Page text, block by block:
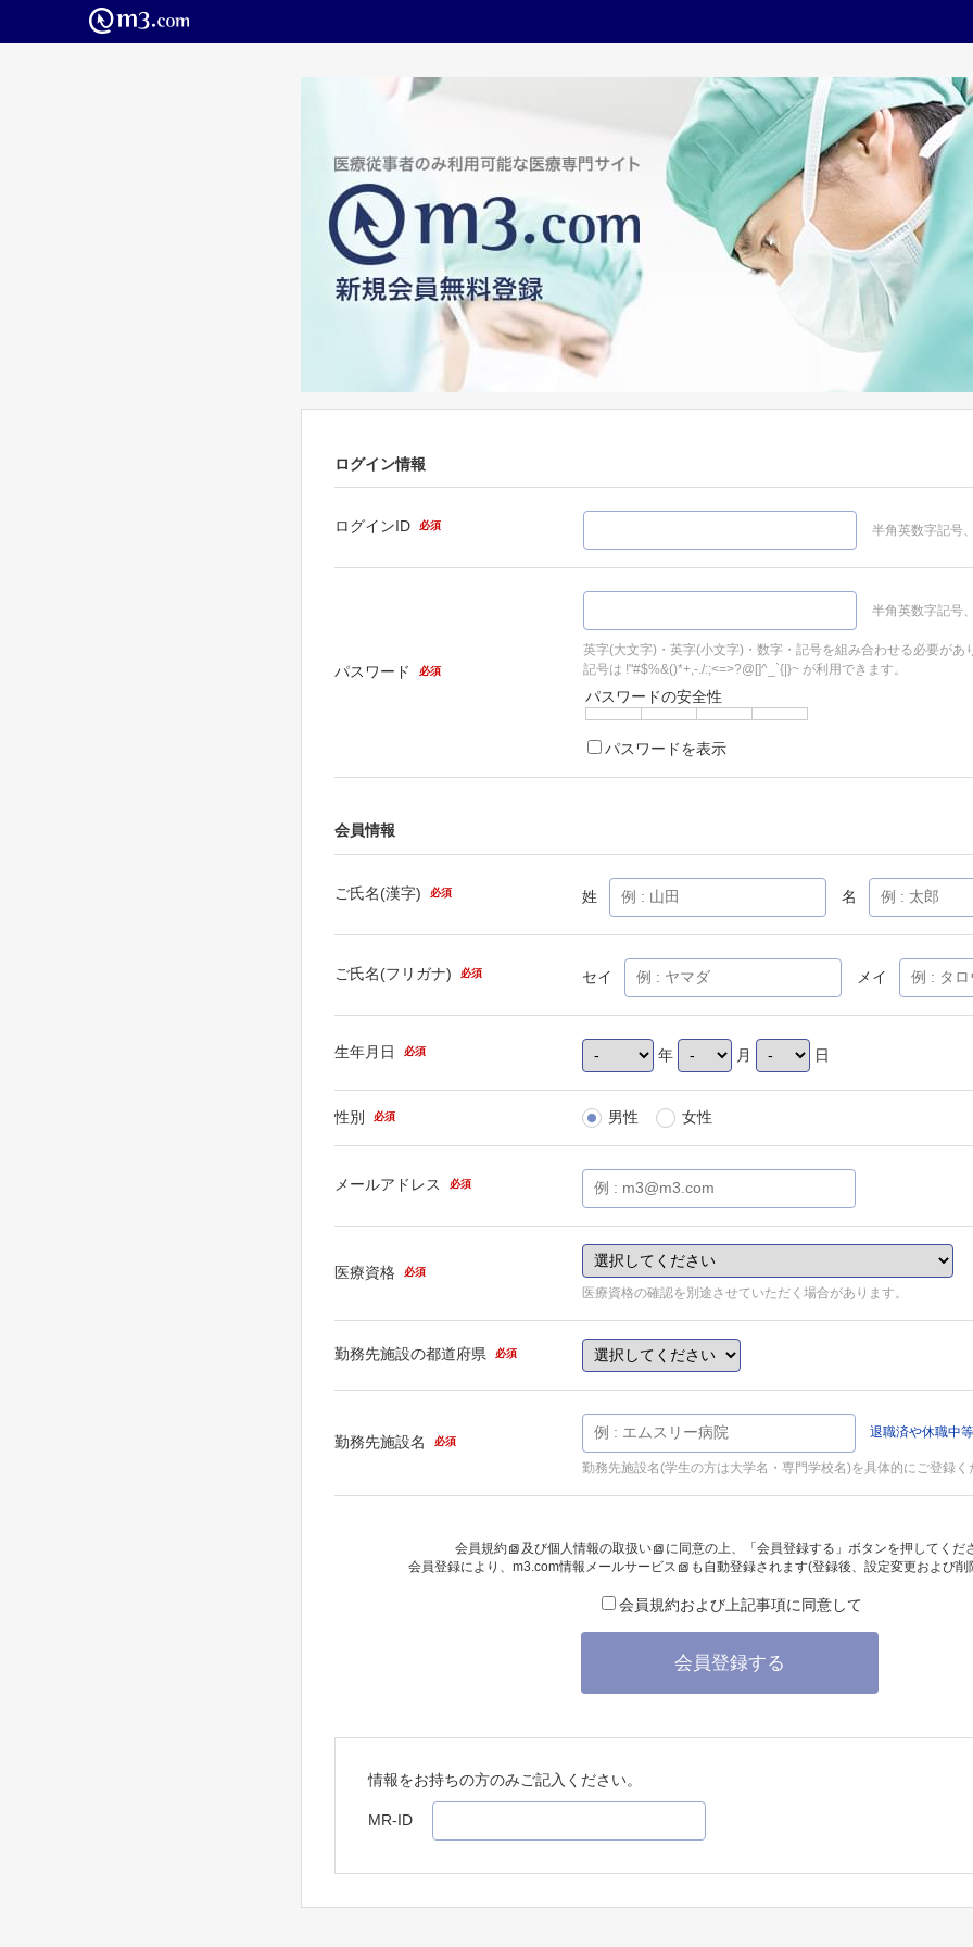
ログイン情報
ログインID 必須 半角英数字記号
パスワード 必須
半角英数字記号
英字(大文字)・英字(小文字)・数字・記号を組み合わせる必要があ
記号は !"#$%&()*+,-./:;<=>?@[]^_`{|}~ が利用できます。
パスワードの安全性
パスワードを表示
会員情報
ご氏名(漢字) 必須 姓 名
ご氏名(フリガナ) 必須 セイ メイ
生年月日 必須 年 月 日
性別 必須 男性 女性
メールアドレス 必須
医療資格 必須
医療資格の確認を別途させていただく場合があります。
勤務先施設の都道府県 必須
勤務先施設名 必須
退職済や休職中
勤務先施設名(学生の方は大学名・専門学校名)を具体的にご登録く
会員規約 及び個人情報の取扱い
に同意の上、「会員登録する」ボタンを押してくだ
会員登録により、 m3.com情報メールサービス も自動登録されます(登録後、設定変更および
会員規約および上記事項に同意して
会員登録する
情報をお持ちの方のみご記入ください。
MR-ID